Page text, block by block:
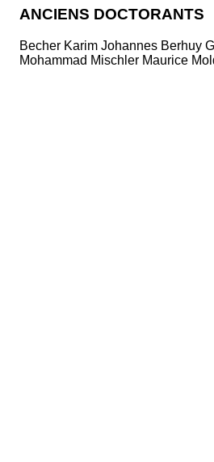
ANCIENS DOCTORANTS
Becher Karim Johannes Berhuy
Mohammad Mischler Maurice